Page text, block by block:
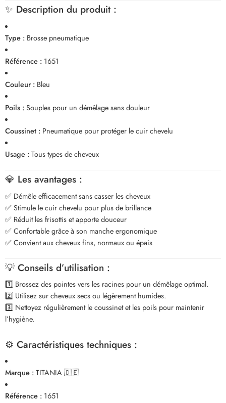
✨ Description du produit :
Type : Brosse pneumatique
Référence : 1651
Couleur : Bleu
Poils :Souples pour un démêlage sans douleur
Coussinet : Pneumatique pour protéger le cuir chevelu
Usage :Tous types de cheveux
💎 Les avantages :
✅ Démêle efficacement sans casser les cheveux
✅ Stimule le cuir chevelu pour plus de brillance
✅ Réduit les frisottis et apporte douceur
✅ Confortable grâce à son manche ergonomique
✅ Convient aux cheveux fins, normaux ou épais
💡 Conseils d’utilisation :
1️⃣ Brossez des pointes vers les racines pour un démêlage optimal.
2️⃣ Utilisez sur cheveux secs ou légèrement humides.
3️⃣ Nettoyez régulièrement le coussinet et les poils pour maintenir
l’hygiène.
⚙️ Caractéristiques techniques :
Marque :TITANIA 🇩🇪
Référence : 1651